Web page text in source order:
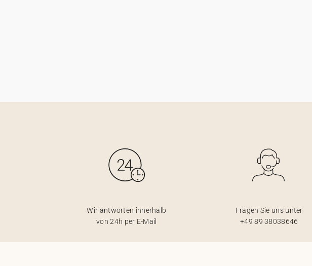
Wir antworten innerhalb
von 24h per E-Mail
Fragen Sie uns unter
+49 89 38038646